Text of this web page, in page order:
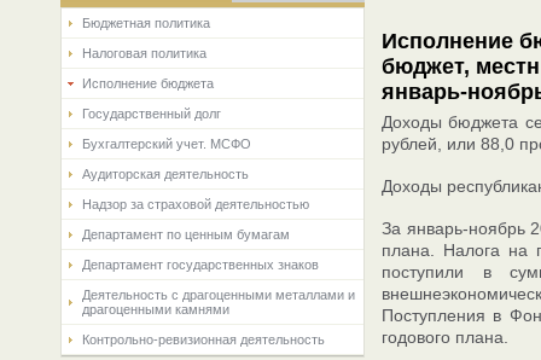
Бюджетная политика
Налоговая политика
Исполнение бюджета
Государственный долг
Бухгалтерский учет. МСФО
Аудиторская деятельность
Надзор за страховой деятельностью
Департамент по ценным бумагам
Департамент государственных знаков
Деятельность с драгоценными металлами и
драгоценными камнями
Контрольно-ревизионная деятельность
Исполнение
бюджет,
январь-
Доходы бюджета
рублей, или 88,0
Доходы
За январь-ноябрь
плана. Налога на
поступили в
Поступления в
годового плана.